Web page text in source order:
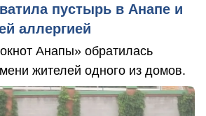
пустырь в Анапе и
аллергией
Анапы» обратилась
жителей одного из домов.